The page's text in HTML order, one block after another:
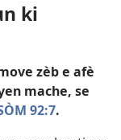
ki
zèb e afè
mache, se
92:7.